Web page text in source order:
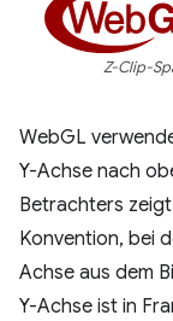
Z-Clip-
WebGL
Y-Achse nach
Betrachters
Konvention, bei
Achse aus dem
Y-Achse ist in